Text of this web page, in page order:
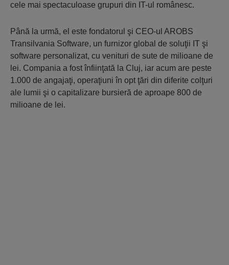
cele mai spectaculoase grupuri din IT-ul românesc.
Până la urmă, el este fondatorul şi CEO-ul AROBS
Transilvania Software, un furnizor global de soluţii IT şi
software personalizat, cu venituri de sute de milioane de
lei. Compania a fost înfiinţată la Cluj, iar acum are peste
1.000 de angajaţi, operaţiuni în opt ţări din diferite colţuri
ale lumii şi o capitalizare bursieră de aproape 800 de
milioane de lei.